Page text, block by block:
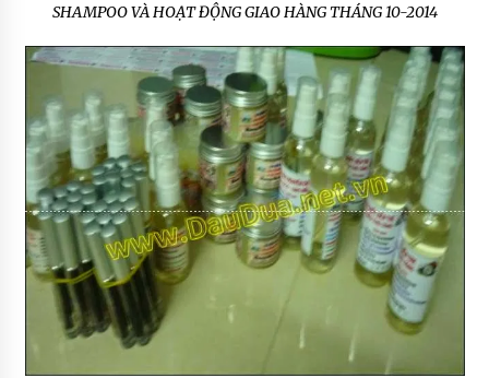
SHAMPOO VÀ HOẠT ĐỘNG GIAO HÀNG THÁNG 10-2014